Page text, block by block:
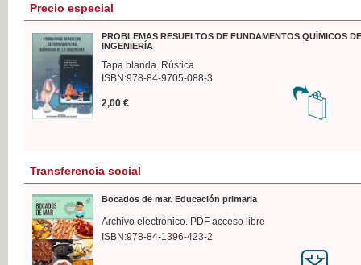
Precio especial
PROBLEMAS RESUELTOS DE FUNDAMENTOS QUÍMICOS
INGENIERÍA
Tapa blanda. Rústica
ISBN:978-84-9705-088-3
2,00 €
Transferencia social
Bocados de mar. Educación primaria
Archivo electrónico. PDF acceso libre
ISBN:978-84-1396-423-2